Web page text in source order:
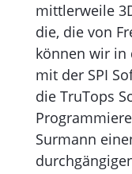
mittlerweile
die, die von
können wir in
mit der SPI
die TruTops
Surmann